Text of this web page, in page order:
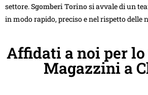
settore.Sgomberi Torinosi avvale di un
in modo rapido, preciso e nel rispetto delle
Affidati a noi per lo
Magazzini a